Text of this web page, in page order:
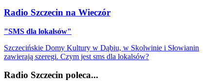
Radio Szczecin na Wieczór
"SMS dla lokalsów"
Szczecińskie Domy Kultury w Dąbiu, w Skolwinie i Słowianin
zawierają szeregi. Czym jest sms dla lokalsów?
Radio Szczecin poleca...